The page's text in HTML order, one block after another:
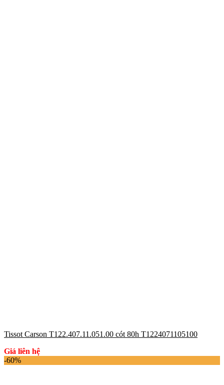
Tissot Carson T122.407.11.051.00 cót 80h T1224071105100
Giá liên hệ
-60%